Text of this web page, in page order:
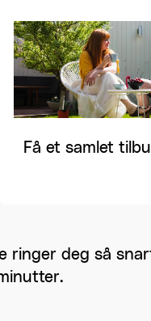
Få et samlet
ringer deg så